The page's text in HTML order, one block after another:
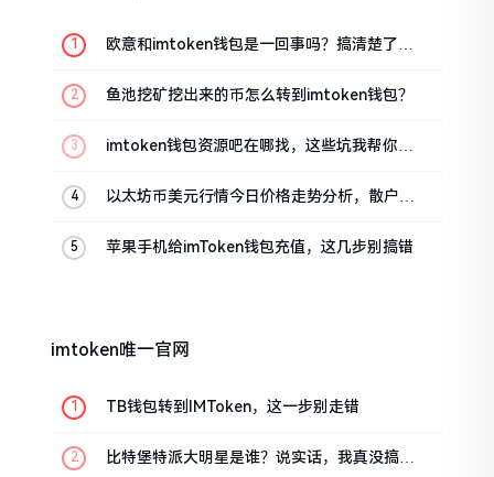
欧意和imtoken钱包是一回事吗？搞清楚了再
鱼池挖矿挖出来的币怎么转到imtoken钱包？
imtoken钱包资源吧在哪找，这些坑我帮你趟
以太坊币美元行情今日价格走势分析，散户如
苹果手机给imToken钱包充值，这几步别搞错
imtoken唯一官网
TB钱包转到IMToken，这一步别走错
比特堡特派大明星是谁？说实话，我真没搞明